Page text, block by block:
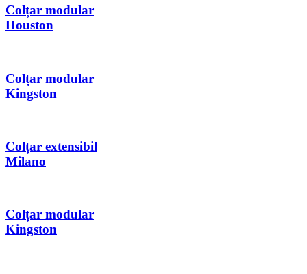
Colțar modular
Houston
Colțar modular
Kingston
Colțar extensibil
Milano
Colțar modular
Kingston